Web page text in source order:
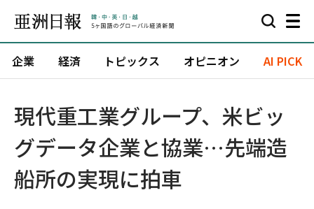
企業 経済 トピックス オピニオン AI PICK
現代重工業グループ、米ビッ
グデータ企業と協業…先端造
船所の実現に拍車